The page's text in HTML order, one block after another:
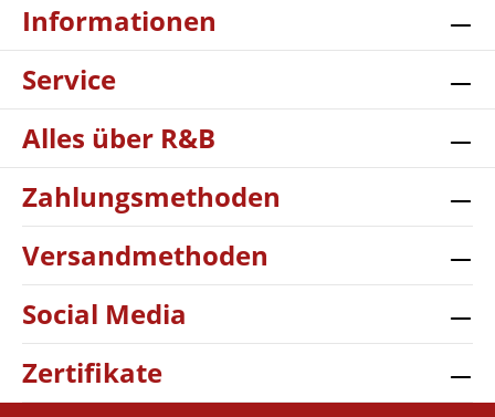
Informationen
Service
Alles über R&B
Zahlungsmethoden
Versandmethoden
Social Media
Zertifikate